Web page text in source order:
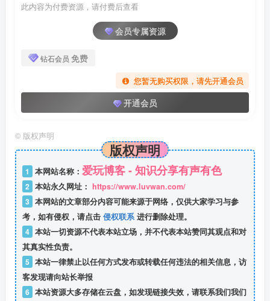
此内容为付费资源，请付费后查看
会员专属资源
钻石会员 免费
您暂无购买权限，请先开通会员
开通会员
© 版权声明
版权声明
1 本网站名称： 爱玩博客 - 知识分享有声有色
2 本站永久网址： https://www.luvwan.com/
3 本网站的文章部分内容可能来源于网络，仅供大家学习与参
考，如有侵权，请点击 侵权联系进行删除处理。
4 本站一切资源不代表本站立场，并不代表本站赞同其观点和对
其真实性负责。
5 本站一律禁止以任何方式发布或转载任何违法的相关信息，访
客发现请向站长举报
6 本站资源大多存储在云盘，如发现链接失效，请联系我们我们